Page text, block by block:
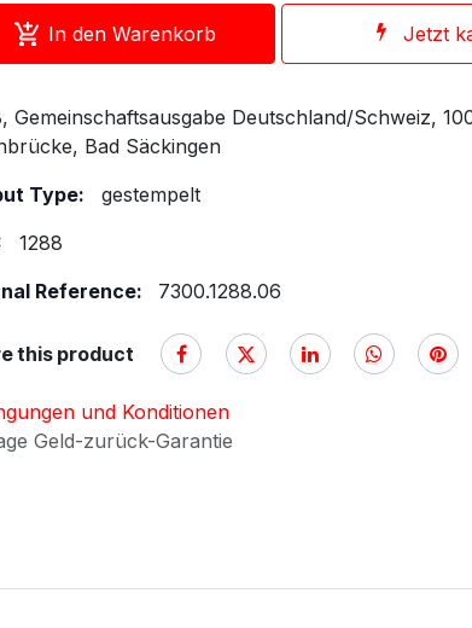
In den Warenkorb Jetzt
Gemeinschaftsausgabe Deutschland/Schweiz,
Bad Säckingen
Type:
gestempelt
1288
Reference:
7300.1288.06
this product
und Konditionen
Geld-zurück-Garantie